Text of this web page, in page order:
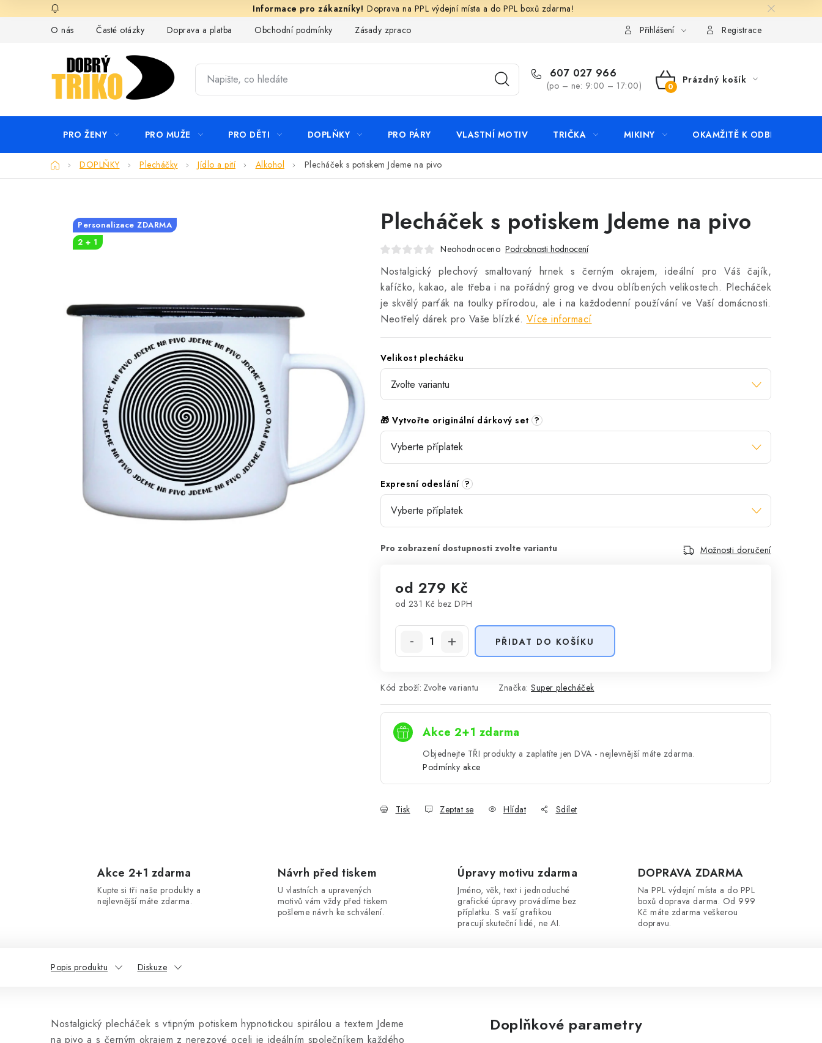
na
Doprava na PPL výdejní místa a do PPL boxů zdarma!
O nás
Časté otázky Doprava a platba Obchodní podmínky Zásady zpracování ochrany osobních údajů KontaktyPřihlášení Registrace
607 027 966
(po – ne: 9:00 – 17:00)
NÁKUPNÍ
Prázdný košík
PRO ŽENY PRO MUŽE PRO DĚTI DOPLŇKY PRO PÁRY VLASTNÍ MOTIV TRIČKA MIKINY OKAMŽITĚ K ODBĚRU
DomůDOPLŇKY Plecháčky Jídlo a pití Alkohol Plecháček s potiskem Jdeme na pivo
Plecháček s potiskem Jdeme na pivo
Neohodnoceno Podrobnosti hodnocení
Nostalgický plechový smaltovaný hrnek s černým okrajem, ideální pro Váš čajík,
kafíčko, kakao, ale třeba i na pořádný grog ve dvou oblíbených velikostech. Plecháček
je skvělý parťák na toulky přírodou, ale i na každodenní používání ve Vaší domácnosti.
Neotřelý dárek pro Vaše blízké. Více informací
Velikost plecháčku
🎁 Vytvořte originální dárkový set ?
Expresní odeslání ?
Možnosti doručení
od 279 Kč
od 231 Kč bez DPH
PŘIDAT DO KOŠÍKU
Kód zboží: Zvolte variantu Značka: Super plecháček
Akce 2+1 zdarma
Objednejte TŘI produkty a zaplatíte jen DVA - nejlevnější máte zdarma.
Podmínky akce
Tisk Zeptat se Hlídat Sdílet
Personalizace ZDARMA
2 + 1
Akce 2+1 zdarma
Kupte si tři naše produkty a
nejlevnější máte zdarma.
Návrh před tiskem
U vlastních a upravených
motivů vám vždy před tiskem
pošleme návrh ke schválení.
Úpravy motivu zdarma
Jméno, věk, text i jednoduché
grafické úpravy provádíme bez
příplatku. S vaší grafikou
pracují skuteční lidé, ne AI.
DOPRAVA ZDARMA
Na PPL výdejní místa a do PPL
boxů doprava darma. Od 999
Kč máte zdarma veškerou
dopravu.
Popis produktu Diskuze
Nostalgický plecháček s vtipným potiskem hypnotickou spirálou a textem Jdeme
na pivo a s černým okrajem z nerezové oceli je ideálním společníkem každého
Doplňkové parametry